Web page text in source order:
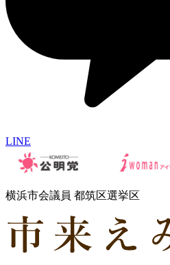
LINE
横浜市会議員 都筑区選挙区